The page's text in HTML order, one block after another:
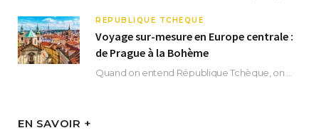
RÉPUBLIQUE TCHÈQUE
Voyage sur-mesure en Europe centrale :
de Prague à la Bohème
EN SAVOIR +